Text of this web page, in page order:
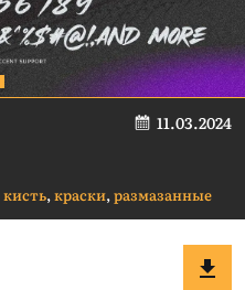
11.03.2024
кисть, краски, размазанные